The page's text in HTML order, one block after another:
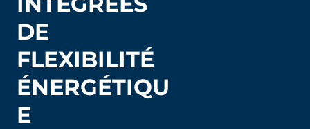
DE
FLEXIBILITÉ
ÉNERGÉTIQU
E